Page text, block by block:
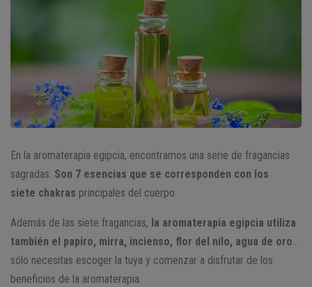
En la aromaterapia egipcia, encontramos una serie de fragancias
sagradas. Son 7 esencias que se corresponden con los
siete chakras principales del cuerpo.
Además de las siete fragancias, la aromaterapia egipcia utiliza
también el papiro, mirra, incienso, flor del nilo, agua de oro…
sólo necesitas escoger la tuya y comenzar a disfrutar de los
beneficios de la aromaterapia.